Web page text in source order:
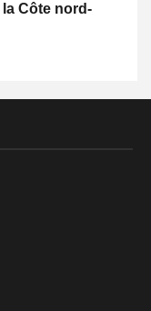
Côte nord-